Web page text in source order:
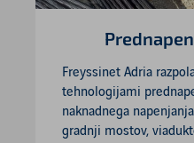
Freyssinet Adria
tehnologijami
naknadnega
gradnji mostov,